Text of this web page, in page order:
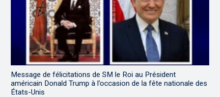
Message de félicitations de SM le Roi au Président
américain Donald Trump à l’occasion de la fête nationale des
États-Unis